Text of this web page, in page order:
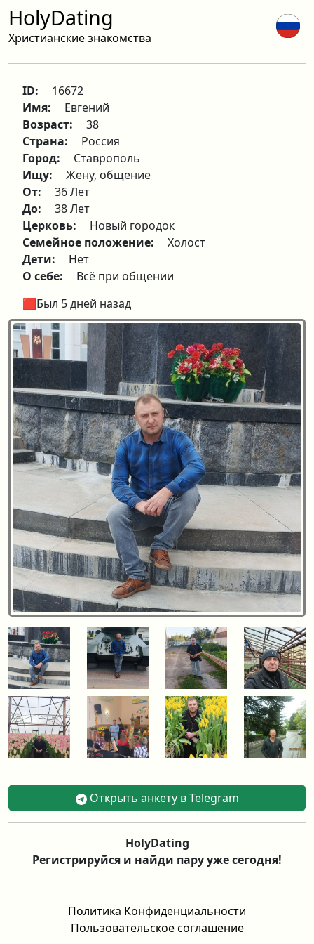
HolyDating
Христианские знакомства
ID:
16672
Имя:
Евгений
Возраст:
38
Страна:
Россия
Город:
Ставрополь
Ищу:
Жену, общение
От:
36 Лет
До:
38 Лет
Церковь:
Новый городок
Семейное положение:
Холост
Дети:
Нет
О себе:
Всё при общении
🟥Был 5 дней назад
Открыть анкету в Telegram
Политика Конфиденциальности
Пользовательское соглашение
HolyDating
Регистрируйся и найди пару уже сегодня!